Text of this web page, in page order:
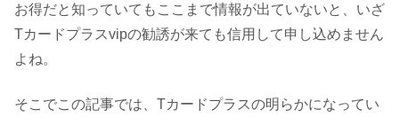
お得だと知っていてもここまで情報が出ていないと、いざ
Tカードプラスvipの勧誘が来ても信用して申し込めません
よね。
そこでこの記事では、Tカードプラスの明らかになってい